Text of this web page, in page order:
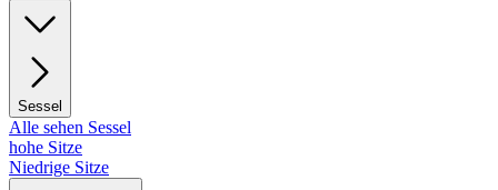
Sessel
Alle sehen Sessel
hohe Sitze
Niedrige Sitze